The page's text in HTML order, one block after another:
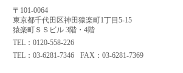
〒101-0064
東京都千代田区神田猿楽町1丁目5-15
猿楽町ＳＳビル 3階・4階
TEL：0120-558-226
TEL：03-6281-7346
FAX：03-6281-7369